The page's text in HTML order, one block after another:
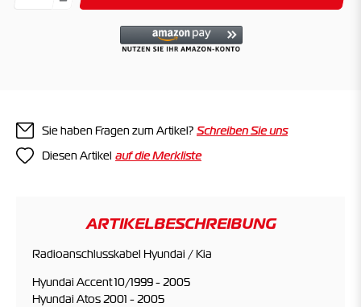
Sie haben Fragen zum Artikel? Schreiben Sie uns
Diesen Artikel
ARTIKELBESCHREIBUNG
Radioanschlusskabel Hyundai / Kia
Hyundai Accent 10/1999 - 2005
Hyundai Atos 2001 - 2005